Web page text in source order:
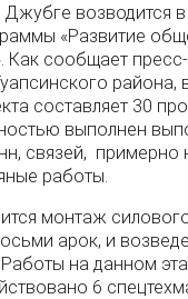
возводится
«Развитие
Как сообщает
района,
составляет 30
выполнен
связей, примерно
работы.
монтаж
арок, и
Работы на данном
6